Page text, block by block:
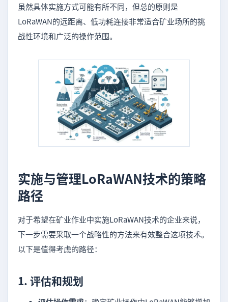
虽然具体实施方式可能有所不同，但总的原则是
LoRaWAN的远距离、低功耗连接非常适合矿业场所的挑
战性环境和广泛的操作范围。
实施与管理LoRaWAN技术的策略
路径
对于希望在矿业作业中实施LoRaWAN技术的企业来说，
下一步需要采取一个战略性的方法来有效整合这项技术。
以下是值得考虑的路径：
1. 评估和规划